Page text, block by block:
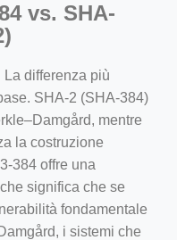
vs. SHA-
La differenza più
SHA-2 (SHA-384)
mentre
la costruzione
384 offre una
significa che se
fondamentale
i sistemi che